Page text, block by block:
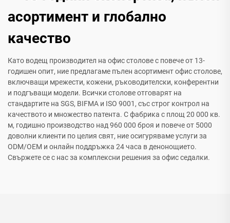
асортимент и глобално
качество
Като водещ производител на офис столове с повече от 13-
годишен опит, ние предлагаме пълен асортимент офис столове,
включващи мрежести, кожени, ръководителски, конферентни
и подгъващи модели. Всички столове отговарят на
стандартите на SGS, BIFMA и ISO 9001, със строг контрол на
качеството и множество патента. С фабрика с площ 20 000 кв.
м, годишно производство над 960 000 броя и повече от 5000
доволни клиенти по целия свят, ние осигуряваме услуги за
ODM/OEM и онлайн поддръжка 24 часа в денонощието.
Свържете се с нас за комплексни решения за офис седалки.